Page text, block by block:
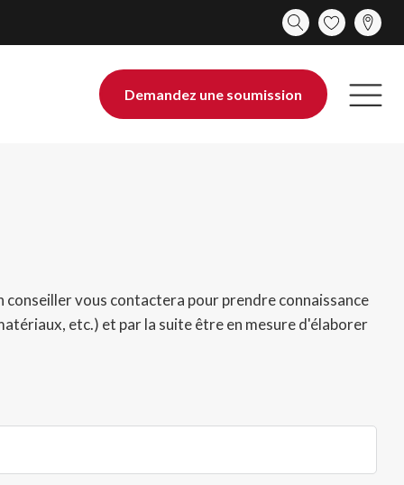
Demandez une soumission
vous contactera pour prendre connaissance
etc.) et par la suite être en mesure d'élaborer